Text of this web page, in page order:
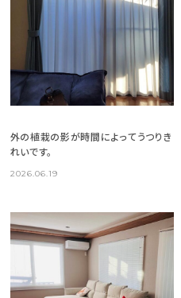
外の植栽の影が時間によってうつりき
れいです。
2026.06.19